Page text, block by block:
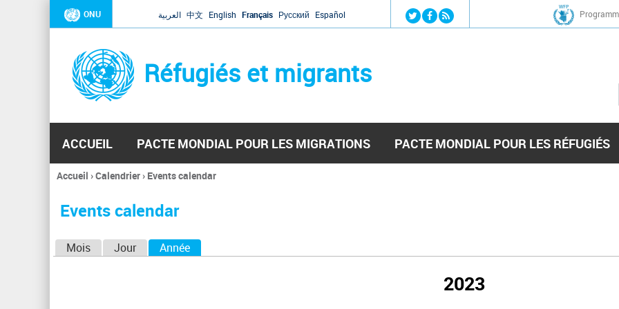
Jump to navigation
ONU العربية 中文 English Français Русский Español
Réfugiés et migrants
ACCUEIL PACTE MONDIAL POUR LES MIGRATIONS PACTE MONDIAL POUR LES RÉFUGIÉS
Vous
ici
Accueil ›Calendrier› Events calendar
Events calendar
Mois Jour Année
2023